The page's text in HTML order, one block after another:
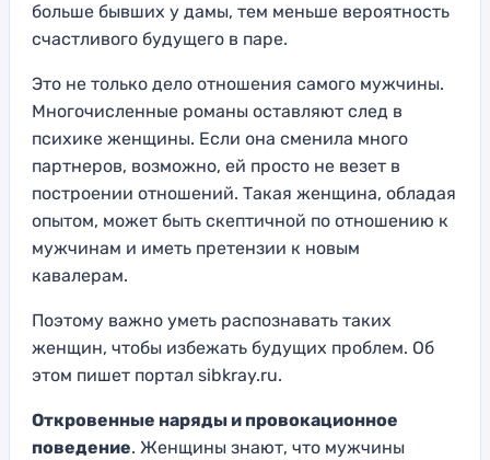
больше бывших у дамы, тем меньше вероятность
счастливого будущего в паре.
Это не только дело отношения самого мужчины.
Многочисленные романы оставляют след в
психике женщины. Если она сменила много
партнеров, возможно, ей просто не везет в
построении отношений. Такая женщина, обладая
опытом, может быть скептичной по отношению к
мужчинам и иметь претензии к новым
кавалерам.
Поэтому важно уметь распознавать таких
женщин, чтобы избежать будущих проблем. Об
этом пишет портал sibkray.ru.
Откровенные наряды и провокационное
поведение. Женщины знают, что мужчины